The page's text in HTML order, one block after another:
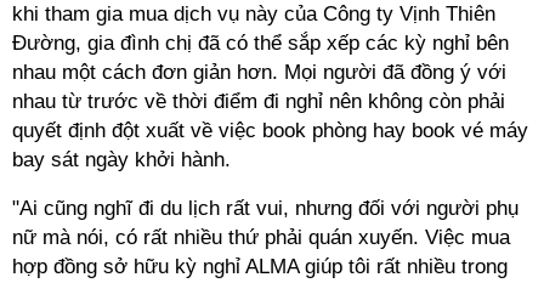
khi tham gia mua dịch vụ này của Công ty Vịnh Thiên
Đường, gia đình chị đã có thể sắp xếp các kỳ nghỉ bên
nhau một cách đơn giản hơn. Mọi người đã đồng ý với
nhau từ trước về thời điểm đi nghỉ nên không còn phải
quyết định đột xuất về việc book phòng hay book vé máy
bay sát ngày khởi hành.
"Ai cũng nghĩ đi du lịch rất vui, nhưng đối với người phụ
nữ mà nói, có rất nhiều thứ phải quán xuyến. Việc mua
hợp đồng sở hữu kỳ nghỉ ALMA giúp tôi rất nhiều trong